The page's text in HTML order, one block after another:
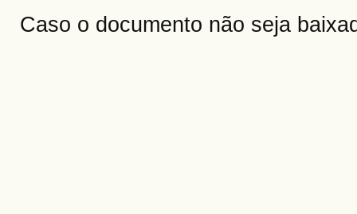
Caso o documento não seja